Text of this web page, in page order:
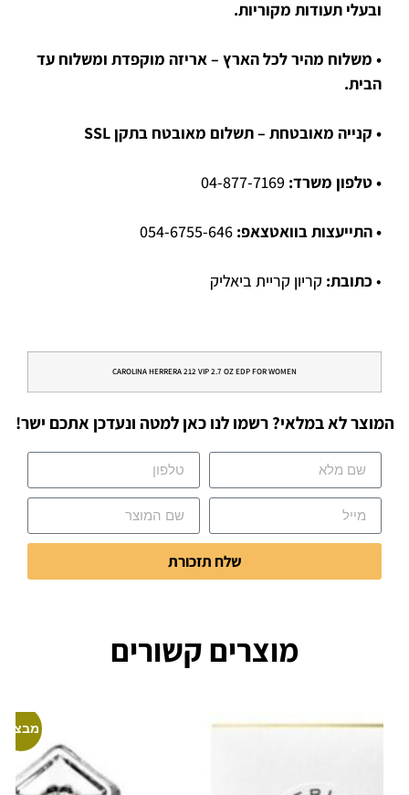
ובעלי תעודות מקוריות.
• משלוח מהיר לכל הארץ – אריזה מוקפדת ומשלוח עד
הבית.
• קנייה מאובטחת – תשלום מאובטח בתקן SSL
• טלפון משרד:
• התייעצות בוואטצאפ:
• כתובת: קריון קריית ביאליק
CAROLINA HERRERA 212 VIP 2.7 OZ EDP FOR WOMEN
המוצר לא במלאי? רשמו לנו כאן למטה ונעדכן אתכם ישר!
שלח תזכורת
מוצרים קשורים
מבצע!